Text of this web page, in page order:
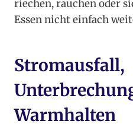
riechen, rauchen oder
Essen nicht einfach
Stromausfall,
Warmhalten